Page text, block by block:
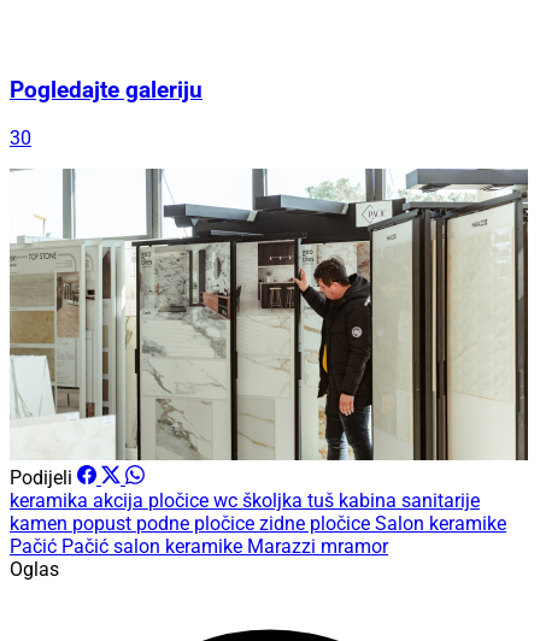
Pogledajte galeriju
30
Podijeli
keramika akcija pločice wc školjka tuš kabina sanitarije
kamen popust podne pločice zidne pločice Salon keramike
Pačić Pačić salon keramike Marazzi mramor
Oglas